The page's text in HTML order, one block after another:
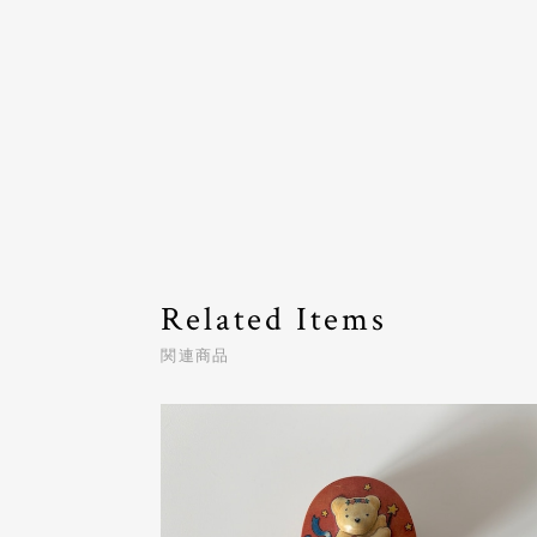
Related Items
関連商品